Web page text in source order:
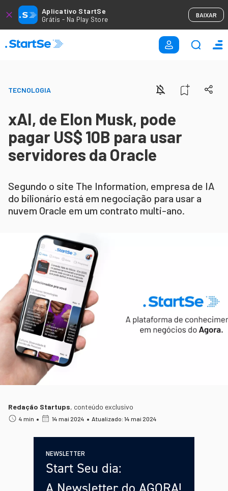
Aplicativo StartSe
Grátis - Na Play Store
BAIXAR
TECNOLOGIA
xAI, de Elon Musk, pode
pagar US$ 10B para usar
servidores da Oracle
Segundo o site The Information, empresa de IA
do bilionário está em negociação para usar a
nuvem Oracle em um contrato multi-ano.
Redação Startups, conteúdo exclusivo
4 min • 14 mai 2024 • Atualizado: 14 mai 2024
NEWSLETTER
Start Seu dia: